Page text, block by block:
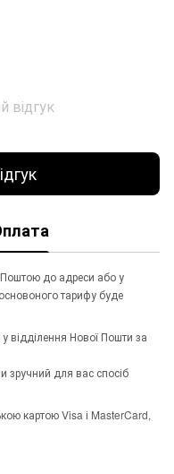
відгук
Поштою до адреси або у
тарифу буде
відділення Нової Пошти за
зручний для вас спосіб
картою Visa і MasterCard,